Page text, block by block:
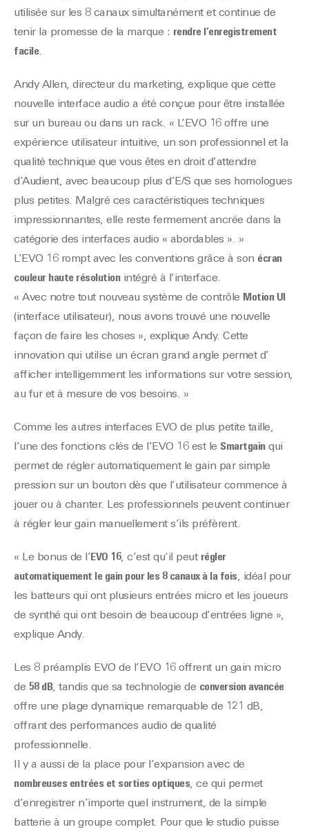
utilisée sur les 8 canaux simultanément et continue de
tenir la promesse de la marque : rendre l’enregistrement
facile.
Andy Allen, directeur du marketing, explique que cette
nouvelle interface audio a été conçue pour être installée
sur un bureau ou dans un rack. « L’EVO 16 offre une
expérience utilisateur intuitive, un son professionnel et la
qualité technique que vous êtes en droit d’attendre
d’Audient, avec beaucoup plus d’E/S que ses homologues
plus petites. Malgré ces caractéristiques techniques
impressionnantes, elle reste fermement ancrée dans la
catégorie des interfaces audio « abordables ». »
L’EVO 16 rompt avec les conventions grâce à son écran
couleur haute résolutionintégré à l’interface.
« Avec notre tout nouveau système de contrôle Motion UI
(interface utilisateur), nous avons trouvé une nouvelle
façon de faire les choses », explique Andy. Cette
innovation qui utilise un écran grand angle permet d’
afficher intelligemment les informations sur votre session,
au fur et à mesure de vos besoins. »
Comme les autres interfaces EVO de plus petite taille,
l’une des fonctions clés de l’EVO 16 est le Smartgainqui
permet de régler automatiquement le gain par simple
pression sur un bouton dès que l’utilisateur commence à
jouer ou à chanter. Les professionnels peuvent continuer
à régler leur gain manuellement s’ils préfèrent.
« Le bonus de l’ EVO 16, c’est qu’il peut régler
automatiquement le gain pour les 8 canaux à la fois, idéal pour
les batteurs qui ont plusieurs entrées micro et les joueurs
de synthé qui ont besoin de beaucoup d’entrées ligne »,
explique Andy.
Les 8 préamplis EVO de l’EVO 16 offrent un gain micro
de 58 dB, tandis que sa technologie de conversion avancée
offre une plage dynamique remarquable de 121 dB,
offrant des performances audio de qualité
professionnelle.
Il y a aussi de la place pour l’expansion avec de
nombreuses entrées et sorties optiques, ce qui permet
d’enregistrer n’importe quel instrument, de la simple
batterie à un groupe complet. Pour que le studio puisse